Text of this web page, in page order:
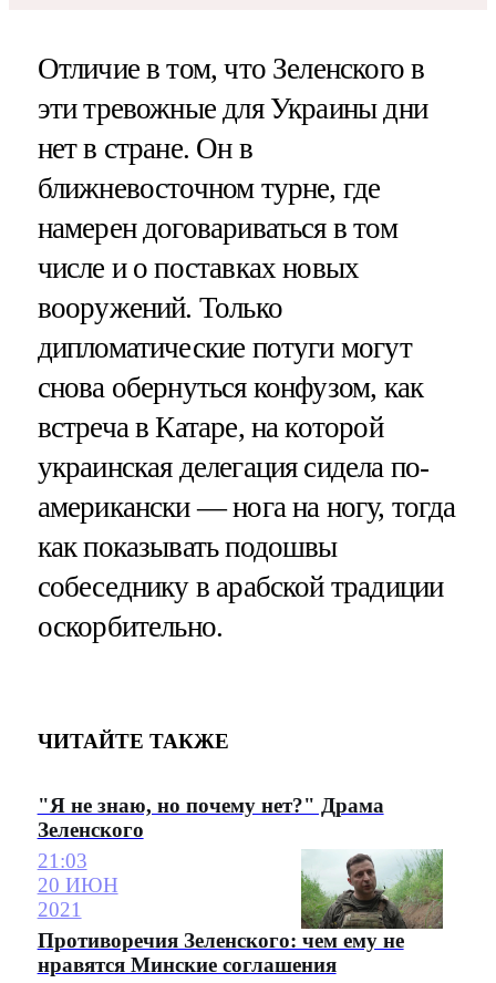
Отличие в том, что Зеленского в
эти тревожные для Украины дни
нет в стране. Он в
ближневосточном турне, где
намерен договариваться в том
числе и о поставках новых
вооружений. Только
дипломатические потуги могут
снова обернуться конфузом, как
встреча в Катаре, на которой
украинская делегация сидела по-
американски — нога на ногу, тогда
как показывать подошвы
собеседнику в арабской традиции
оскорбительно.
ЧИТАЙТЕ ТАКЖЕ
"Я не знаю, но почему нет?" Драма
Зеленского
21:03
20 ИЮН
2021
Противоречия Зеленского: чем ему не
нравятся Минские соглашения